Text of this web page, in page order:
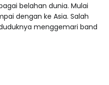
belahan dunia. Mulai
dengan ke Asia. Salah
menggemari band